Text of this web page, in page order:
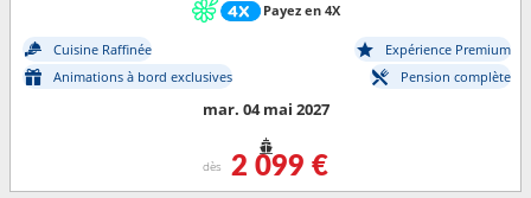
Payez en 4X
Cuisine Raffinée
Expérience Premium
Animations à bord exclusives
Pension complète
mar. 04 mai 2027
dès 2 099 €